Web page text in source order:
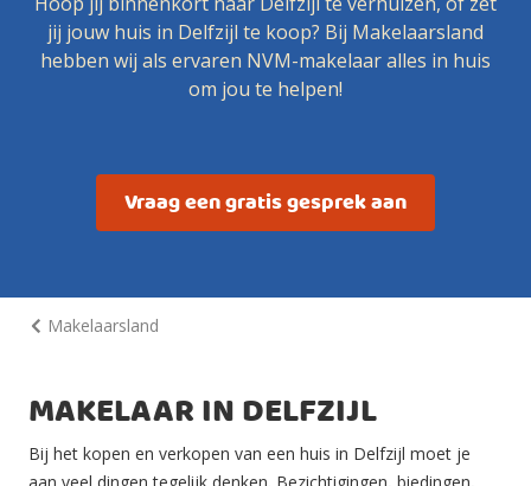
jij jouw huis in Delfzijl te koop? Bij Makelaarsland
hebben wij als ervaren NVM-makelaar alles in huis
om jou te helpen!
Vraag een gratis gesprek aan
Makelaarsland
MAKELAAR IN DELFZIJL
Bij het kopen en verkopen van een huis in Delfzijl moet je